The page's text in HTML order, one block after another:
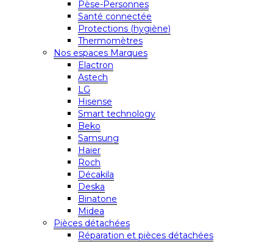
Pèse-Personnes
Santé connectée
Protections (hygiène)
Thermomètres
Nos espaces Marques
Elactron
Astech
LG
Hisense
Smart technology
Beko
Samsung
Haier
Roch
Décakila
Deska
Binatone
Midea
Pièces détachées
Réparation et pièces détachées